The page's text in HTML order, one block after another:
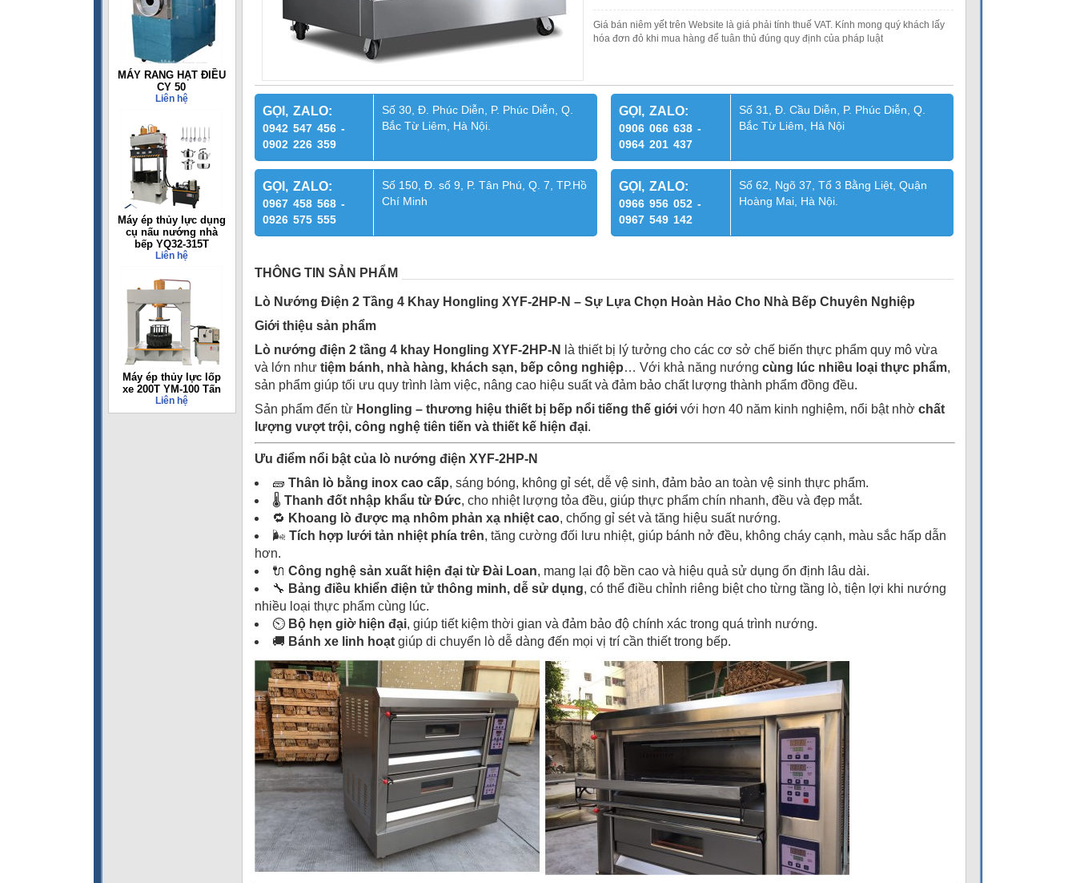
MÁY RANG HẠT ĐIỀU
CY 50
Liên hệ
Máy ép thủy lực dụng
cụ nấu nướng nhà
bếp YQ32-315T
Liên hệ
Máy ép thủy lực lốp
xe 200T YM-100 Tấn
Liên hệ
Giá bán niêm yết trên Website là giá phải tính thuế VAT. Kính mong quý khách lấy
hóa đơn đỏ khi mua hàng để tuân thủ đúng quy định của pháp luật
GỌI, ZALO:
0942 547 456 -
0902 226 359
Số 30, Đ. Phúc Diễn, P. Phúc Diễn, Q.
Bắc Từ Liêm, Hà Nội.
GỌI, ZALO:
0906 066 638 -
0964 201 437
Số 31, Đ. Cầu Diễn, P. Phúc Diễn, Q.
Bắc Từ Liêm, Hà Nội
GỌI, ZALO:
0967 458 568 -
0926 575 555
Số 150, Đ. số 9, P. Tân Phú, Q. 7, TP.Hồ
Chí Minh
GỌI, ZALO:
0966 956 052 -
0967 549 142
Số 62, Ngõ 37, Tổ 3 Bằng Liệt, Quận
Hoàng Mai, Hà Nội.
THÔNG TIN SẢN PHẨM
Lò Nướng Điện 2 Tầng 4 Khay Hongling XYF-2HP-N – Sự Lựa Chọn Hoàn Hảo Cho Nhà Bếp Chuyên Nghiệp
Giới thiệu sản phẩm
Lò nướng điện 2 tầng 4 khay Hongling XYF-2HP-N
là thiết bị lý tưởng cho các cơ sở chế biến thực phẩm quy mô vừa
và lớn như tiệm bánh, nhà hàng, khách sạn, bếp công nghiệp… Với khả năng nướng cùng lúc nhiều loại thực phẩm,
sản phẩm giúp tối ưu quy trình làm việc, nâng cao hiệu suất và đảm bảo chất lượng thành phẩm đồng đều.
Sản phẩm đến từ Hongling – thương hiệu thiết bị bếp nổi tiếng thế giới với hơn 40 năm kinh nghiệm, nổi bật nhờ chất
lượng vượt trội, công nghệ tiên tiến và thiết kế hiện đại.
Ưu điểm nổi bật của lò nướng điện XYF-2HP-N
🧱 Thân lò bằng inox cao cấp, sáng bóng, không gỉ sét, dễ vệ sinh, đảm bảo an toàn vệ sinh thực phẩm.
🌡️ Thanh đốt nhập khẩu từ Đức, cho nhiệt lượng tỏa đều, giúp thực phẩm chín nhanh, đều và đẹp mắt.
🔁 Khoang lò được mạ nhôm phản xạ nhiệt cao, chống gỉ sét và tăng hiệu suất nướng.
🌬️ Tích hợp lưới tản nhiệt phía trên, tăng cường đối lưu nhiệt, giúp bánh nở đều, không cháy cạnh, màu sắc hấp dẫn
hơn.
🔌 Công nghệ sản xuất hiện đại từ Đài Loan, mang lại độ bền cao và hiệu quả sử dụng ổn định lâu dài.
🔧 Bảng điều khiển điện tử thông minh, dễ sử dụng, có thể điều chỉnh riêng biệt cho từng tầng lò, tiện lợi khi nướng
nhiều loại thực phẩm cùng lúc.
⏲️ Bộ hẹn giờ hiện đại, giúp tiết kiệm thời gian và đảm bảo độ chính xác trong quá trình nướng.
🚚 Bánh xe linh hoạt giúp di chuyển lò dễ dàng đến mọi vị trí cần thiết trong bếp.